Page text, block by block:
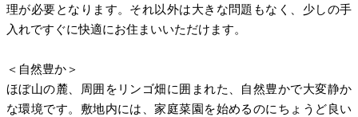
理が必要となります。それ以外は大きな問題もなく、少しの手
入れですぐに快適にお住まいいただけます。
＜自然豊か＞
ほぼ山の麓、周囲をリンゴ畑に囲まれた、自然豊かで大変静か
な環境です。敷地内には、家庭菜園を始めるのにちょうど良い